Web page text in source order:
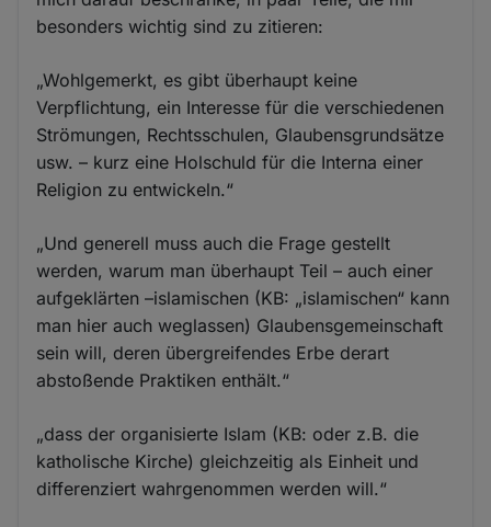
besonders wichtig sind zu zitieren:
„Wohlgemerkt, es gibt überhaupt keine
Verpflichtung, ein Interesse für die verschiedenen
Strömungen, Rechtsschulen, Glaubensgrundsätze
usw. – kurz eine Holschuld für die Interna einer
Religion zu entwickeln.“
„Und generell muss auch die Frage gestellt
werden, warum man überhaupt Teil – auch einer
aufgeklärten –islamischen (KB: „islamischen“ kann
man hier auch weglassen) Glaubensgemeinschaft
sein will, deren übergreifendes Erbe derart
abstoßende Praktiken enthält.“
„dass der organisierte Islam (KB: oder z.B. die
katholische Kirche) gleichzeitig als Einheit und
differenziert wahrgenommen werden will.“